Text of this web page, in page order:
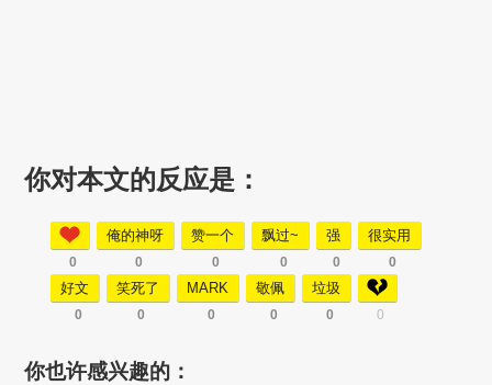
你对本文的反应是：
0
俺的神呀
0
赞一个
0
飘过~
0
强
0
很实用
0
好文
0
笑死了
0
MARK
0
敬佩
0
垃圾
0 0
你也许感兴趣的：